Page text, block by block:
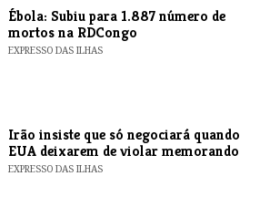
​Ébola: Subiu para 1.887 número de
mortos na RDCongo
EXPRESSO DAS ILHAS
​Irão insiste que só negociará quando
EUA deixarem de violar memorando
EXPRESSO DAS ILHAS